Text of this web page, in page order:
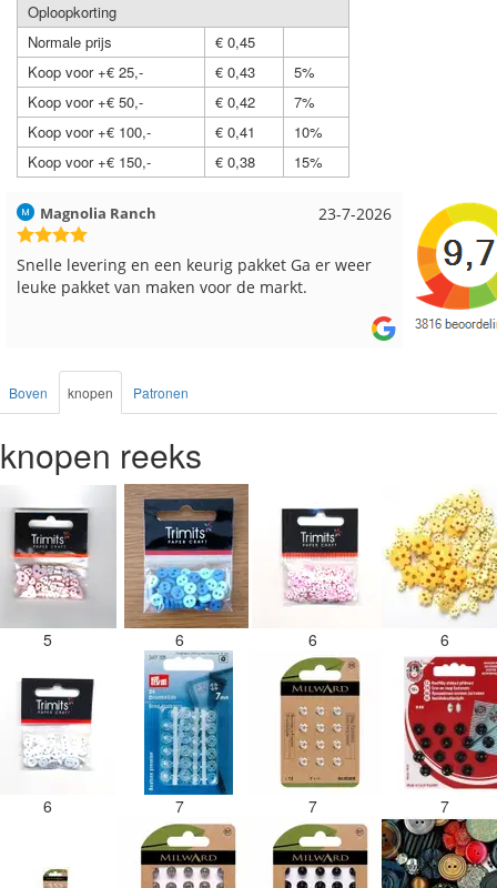
Oploopkorting
Normale prijs
€ 0,45
Koop voor +€ 25,-
€ 0,43
5%
Koop voor +€ 50,-
€ 0,42
7%
Koop voor +€ 100,-
€ 0,41
10%
Koop voor +€ 150,-
€ 0,38 15%
17-7-2026
Hilde uit Loyers
Reeds meerdere keren breigaren en breinaalden
besteld, altijd heel tevreden over de service.
Loes uit
Snelle
Boven knopen Patronen
knopen reeks
5 6 6 6
6 7 7 7